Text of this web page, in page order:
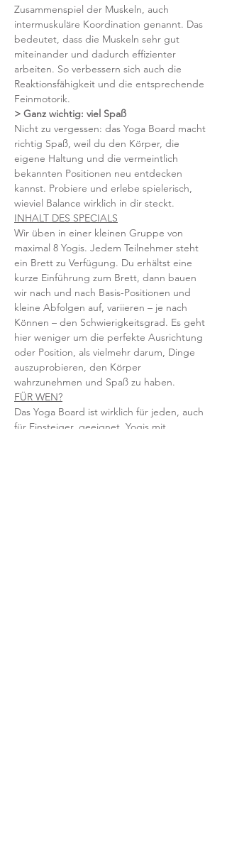
Zusammenspiel der Muskeln, auch
intermuskuläre Koordination genannt. Das
bedeutet, dass die Muskeln sehr gut
miteinander und dadurch effizienter
arbeiten. So verbessern sich auch die
Reaktionsfähigkeit und die entsprechende
Feinmotorik.
> Ganz wichtig: viel Spaß
Nicht zu vergessen: das Yoga Board macht
richtig Spaß, weil du den Körper, die
eigene Haltung und die vermeintlich
bekannten Positionen neu entdecken
kannst. Probiere und erlebe spielerisch,
wieviel Balance wirklich in dir steckt.
INHALT DES SPECIALS
Wir üben in einer kleinen Gruppe von
maximal 8 Yogis. Jedem Teilnehmer steht
ein Brett zu Verfügung. Du erhältst eine
kurze Einführung zum Brett, dann bauen
wir nach und nach Basis-Positionen und
kleine Abfolgen auf, variieren – je nach
Können – den Schwierigkeitsgrad. Es geht
hier weniger um die perfekte Ausrichtung
oder Position, als vielmehr darum, Dinge
auszuprobieren, den Körper
wahrzunehmen und Spaß zu haben.
FÜR WEN?
Das Yoga Board ist wirklich für jeden, auch
für Einsteiger, geeignet. Yogis mit